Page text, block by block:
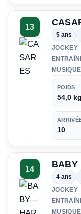
13
5 ans
JOCKEY
MUSIQUE
POIDS
54,0 kg
10
14 BABY
4 ans
JOCKEY
MUSIQUE